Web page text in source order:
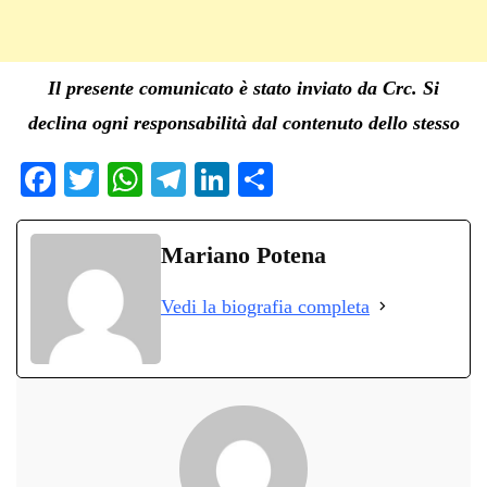
Il presente comunicato è stato inviato da Crc. Si
declina ogni responsabilità dal contenuto dello stesso
Fa
ce
ok
T
wi
r
W
ha
ts
pp
Te
le
gr
m
Li
nk
ed
on
di
di
Mariano Potena
Vedi la biografia completa